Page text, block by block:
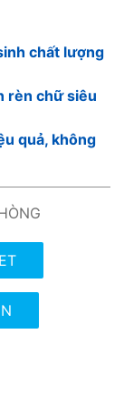
chất lượng
rèn chữ siêu
quả, không